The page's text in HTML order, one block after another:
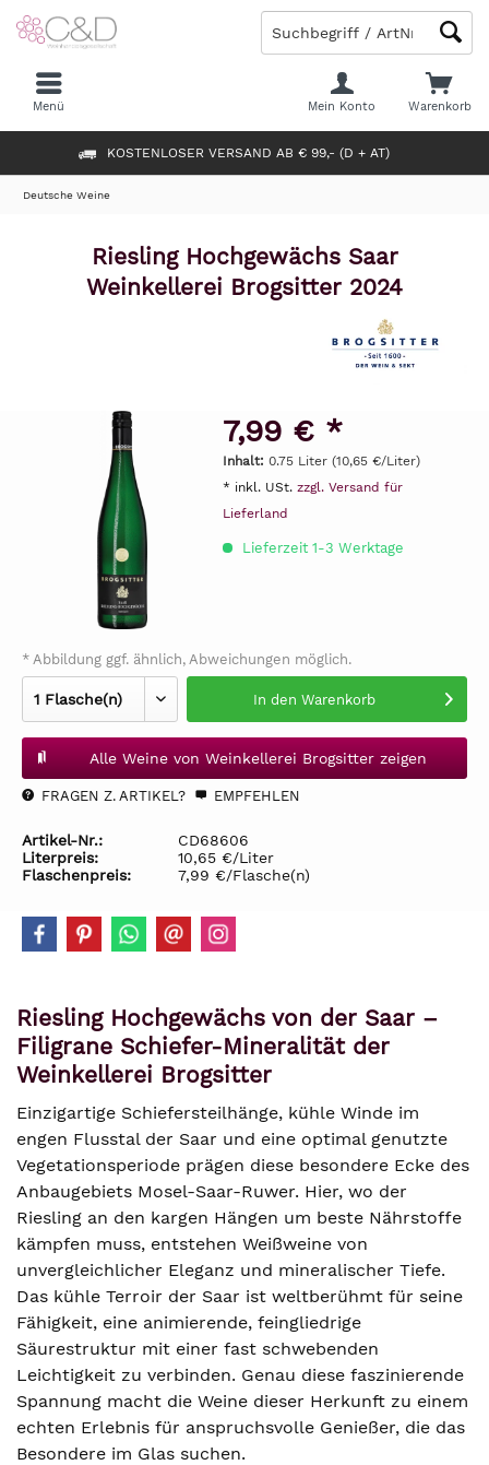
KOSTENLOSER VERSAND AB € 99,- (D + AT)
Warenkorb
Mein Konto
Menü
Deutsche Weine
Riesling Hochgewächs Saar
Weinkellerei Brogsitter 2024
7,99 € *
Inhalt: 0.75 Liter (10,65 €/Liter)
* inkl. USt. zzgl. Versand für
Lieferland
Lieferzeit 1-3 Werktage
* Abbildung ggf. ähnlich, Abweichungen möglich.
In den Warenkorb
Alle Weine von Weinkellerei Brogsitter zeigen
FRAGEN Z. ARTIKEL? EMPFEHLEN
Artikel-Nr.:
CD68606
Literpreis:
10,65 €/Liter
Flaschenpreis:
7,99 €/Flasche(n)
Riesling Hochgewächs von der Saar –
Filigrane Schiefer-Mineralität der
Weinkellerei Brogsitter
Einzigartige Schiefersteilhänge, kühle Winde im
engen Flusstal der Saar und eine optimal genutzte
Vegetationsperiode prägen diese besondere Ecke des
Anbaugebiets Mosel-Saar-Ruwer. Hier, wo der
Riesling an den kargen Hängen um beste Nährstoffe
kämpfen muss, entstehen Weißweine von
unvergleichlicher Eleganz und mineralischer Tiefe.
Das kühle Terroir der Saar ist weltberühmt für seine
Fähigkeit, eine animierende, feingliedrige
Säurestruktur mit einer fast schwebenden
Leichtigkeit zu verbinden. Genau diese faszinierende
Spannung macht die Weine dieser Herkunft zu einem
echten Erlebnis für anspruchsvolle Genießer, die das
Besondere im Glas suchen.